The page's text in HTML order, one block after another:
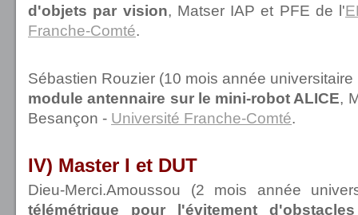
d'objets par vision, Matser IAP et PFE de l'
Franche-Comté.
Sébastien Rouzier (10 mois année
module antennaire sur le mini-robot ALICE,
Besançon - Université Franche-Comté.
IV) Master I et DUT
Dieu-Merci.Amoussou (2 mois année
télémétrique pour l'évitement